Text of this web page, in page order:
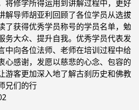
将修学所得运用到讲解过程中，更好
解导师胡亚利回顾了各位学员从选拔
了获得优秀学员称号的学员名单，勉
务大众、提升自我。优秀学员代表发
中向各位法师、老师在培训过程中给
心感谢，发愿以慈悲的心念、包容的
游客更加深入地了解古刹历史和佛教
兄们的行